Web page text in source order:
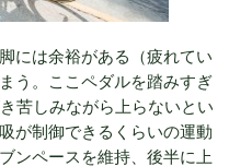
には余裕がある（疲れてい
う。ここペダルを踏みすぎ
苦しみながら上らないとい
が制御できるくらいの運動
ンペースを維持、後半に上